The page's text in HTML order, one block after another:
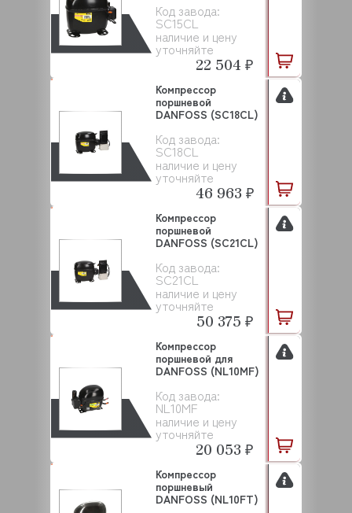
Код завода:
SC15CL
наличие и цену
уточняйте
22 504 ₽
Код завода:
SC18CL
наличие и цену
уточняйте
Компрессор
поршневой
DANFOSS (SC18CL)
46 963 ₽
Код завода:
SC21CL
наличие и цену
уточняйте
Компрессор
поршневой
DANFOSS (SC21CL)
50 375 ₽
Код завода:
NL10MF
наличие и цену
уточняйте
Компрессор
поршневой для
DANFOSS (NL10MF)
20 053 ₽
Компрессор
поршневый
DANFOSS (NL10FT)